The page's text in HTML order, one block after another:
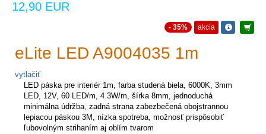
12,90 EUR
- 35% akcia
eLite LED A9004035 1m
vytlačiť
LED páska pre interiér 1m, farba studená biela, 6000K, 3mm
LED, 12V, 60 LED/m, 4.3W/m, šírka 8mm, jednoduchá
minimálna údržba, zadná strana zabezbečená obojstrannou
lepiacou páskou 3M, nízka spotreba, možnosť prispôsobiť
ľubovolným strihaním aj oblím tvarom